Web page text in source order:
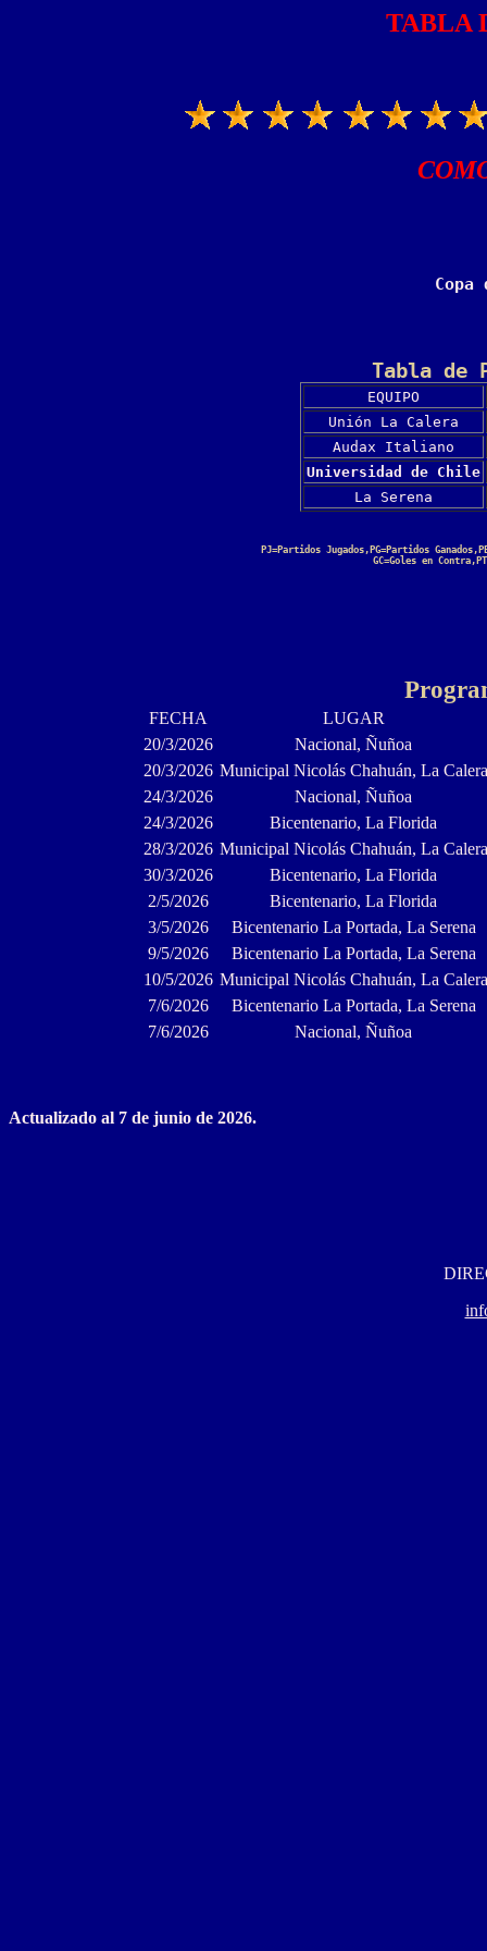
TABLA
Tabla de
EQUIPO
Unión La Calera
Audax Italiano
Universidad de Chile
La Serena
PJ=Partidos Jugados,PG=Partidos
GC=Goles en
FECHA
LUGAR
20/3/2026
Nacional, Ñuñoa
20/3/2026 Municipal Nicolás Chahuán, La Calera
24/3/2026
Nacional, Ñuñoa
24/3/2026
Bicentenario, La Florida
28/3/2026 Municipal Nicolás Chahuán, La Calera
30/3/2026
Bicentenario, La Florida
2/5/2026
Bicentenario, La Florida
3/5/2026
Bicentenario La Portada, La Serena
9/5/2026
Bicentenario La Portada, La Serena
10/5/2026 Municipal Nicolás Chahuán, La Calera
7/6/2026
Bicentenario La Portada, La Serena
7/6/2026
Nacional, Ñuñoa
Actualizado al 7 de junio de 2026.